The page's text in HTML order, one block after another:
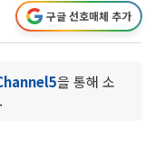
구글 선호매체 추가
을 통해 소